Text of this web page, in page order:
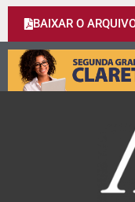
BAIXAR O